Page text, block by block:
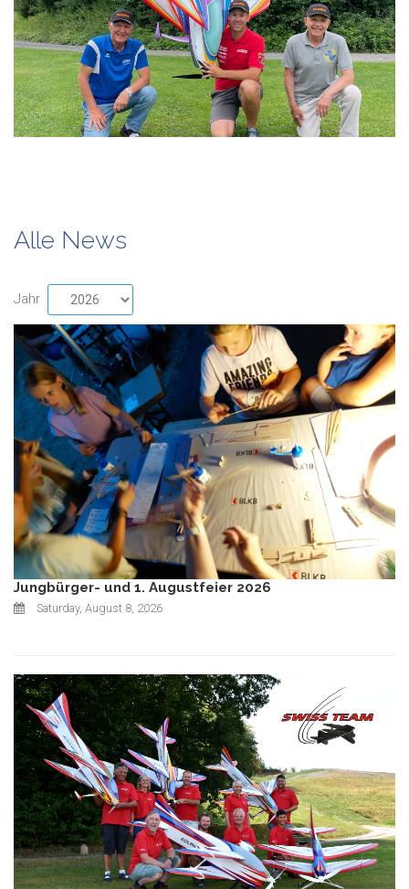
Alle News
Jahr
Jungbürger- und 1. Augustfeier 2026
Saturday, August 8, 2026